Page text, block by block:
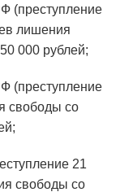
(преступление
лишения
000 рублей;
(преступление
свободы со
21
свободы со